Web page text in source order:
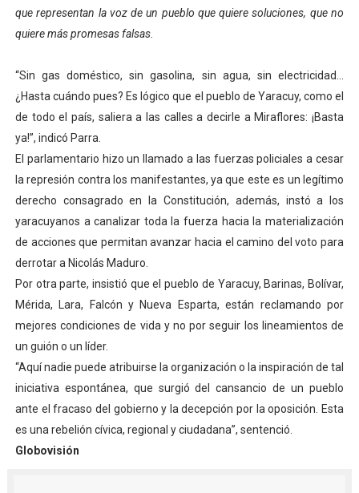
Fortalecen formación académica de médicos en
Fortaleciendo la economía comunal en El Vigía con
Campo Elías consolida plan de bacheo en el sector La
Fundecem inició con éxito el taller vacacional de
El Lactario del Iahula celebra la Semana Mundial de la
Plan Vacacional "Venezuela Ríe 2026" brinda
Iniciación al yoga reúne a diversos clubes deportivos
Mincomunas impulsa el autogobierno en Mérida con
Expertos inspeccionan espacios del OAN para la
que representan la voz de un pueblo que quiere soluciones, que no
quiere más promesas falsas.
“Sin gas doméstico, sin gasolina, sin agua, sin electricidad…
¿Hasta cuándo pues? Es lógico que el pueblo de Yaracuy, como el
de todo el país, saliera a las calles a decirle a Miraflores: ¡Basta
ya!”, indicó Parra.
El parlamentario hizo un llamado a las fuerzas policiales a cesar
la represión contra los manifestantes, ya que este es un legítimo
derecho consagrado en la Constitución, además, instó a los
yaracuyanos a canalizar toda la fuerza hacia la materialización
de acciones que permitan avanzar hacia el camino del voto para
derrotar a Nicolás Maduro.
Por otra parte, insistió que el pueblo de Yaracuy, Barinas, Bolívar,
Mérida, Lara, Falcón y Nueva Esparta, están reclamando por
mejores condiciones de vida y no por seguir los lineamientos de
un guión o un líder.
“Aquí nadie puede atribuirse la organización o la inspiración de tal
iniciativa espontánea, que surgió del cansancio de un pueblo
ante el fracaso del gobierno y la decepción por la oposición. Esta
es una rebelión cívica, regional y ciudadana”, sentenció.
Globovisión